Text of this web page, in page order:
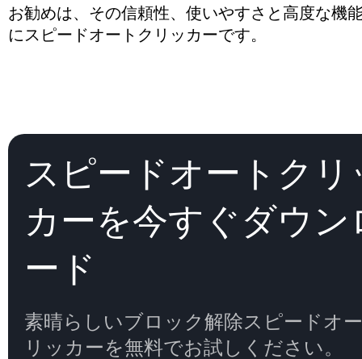
お勧めは、その信頼性、使いやすさと高度な機
にスピードオートクリッカーです。
スピードオートクリ
カーを今すぐダウン
ード
素晴らしいブロック解除スピードオ
リッカーを無料でお試しください。